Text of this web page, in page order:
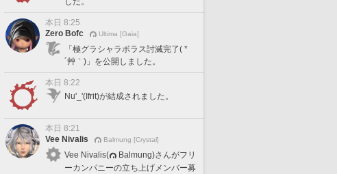
本日 8:25
Zero Bofc
Ultima [Gaia]
「極グラシャラボラス討滅完了( *
´艸｀)」を公開しました。
本日 8:22
Nu'_'(Ifrit)が結成されました。
本日 8:21
Vee Nivalis
Balmung [Crystal]
Vee Nivalis(
Balmung)さんがフリ
ーカンパニーの立ち上げメンバー募